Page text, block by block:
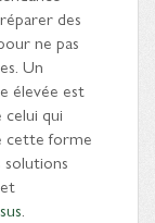
des
ne pas
Un
élevée est
qui
forme
solutions
.